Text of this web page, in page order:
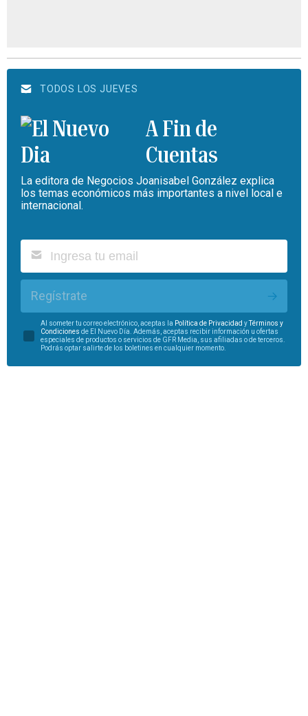
TODOS LOS JUEVES
A Fin de
Cuentas
La editora de Negocios Joanisabel González explica
los temas económicos más importantes a nivel local e
internacional.
Regístrate
Al someter tu correo electrónico, aceptas la Política de Privacidad yTérminos y
Condiciones de El Nuevo Día. Además, aceptas recibir información u ofertas
especiales de productos o servicios de GFR Media, sus afiliadas o de terceros.
Podrás optar salirte de los boletines en cualquier momento.